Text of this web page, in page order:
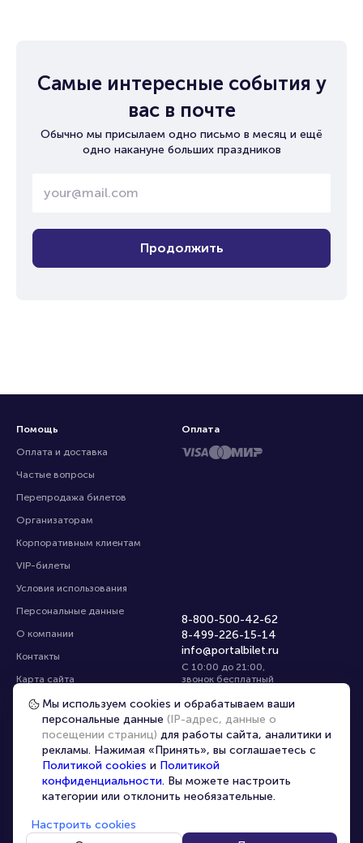
Самые интересные события у
вас в почте
Обычно мы присылаем одно письмо в месяц и ещё
одно накануне больших праздников
Продолжить
Помощь
Оплата и доставка
Частые вопросы
Перепродажа билетов
Организаторам
Корпоративным клиентам
VIP-билеты
Условия использования
Персональные данные
О компании
Контакты
Карта сайта
Управление cookies
8-800-500-42-62
8-499-226-15-14
info@portalbilet.ru
С 10:00 до 21:00,
звонок бесплатный
Все площадки
Оплата
Главная | Новосибирск
© 2020 - 2026 portalbilet.ru Все права защищены
Мы используем cookies и обрабатываем ваши
персональные данные (IP-адрес, данные о
посещении страниц) для работы сайта, аналитики и
рекламы. Нажимая «Принять», вы соглашаетесь с
Политикой cookies и Политикой
конфиденциальности. Вы можете настроить
категории или отклонить необязательные.
Настроить cookies